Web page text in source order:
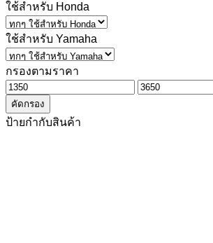
ใช้สำหรับ Honda
ใช้สำหรับ Yamaha
กรองตามราคา
ราคา
ต่ำ
สุด
ราคา
คัดกรอง
ป้ายกำกับสินค้า